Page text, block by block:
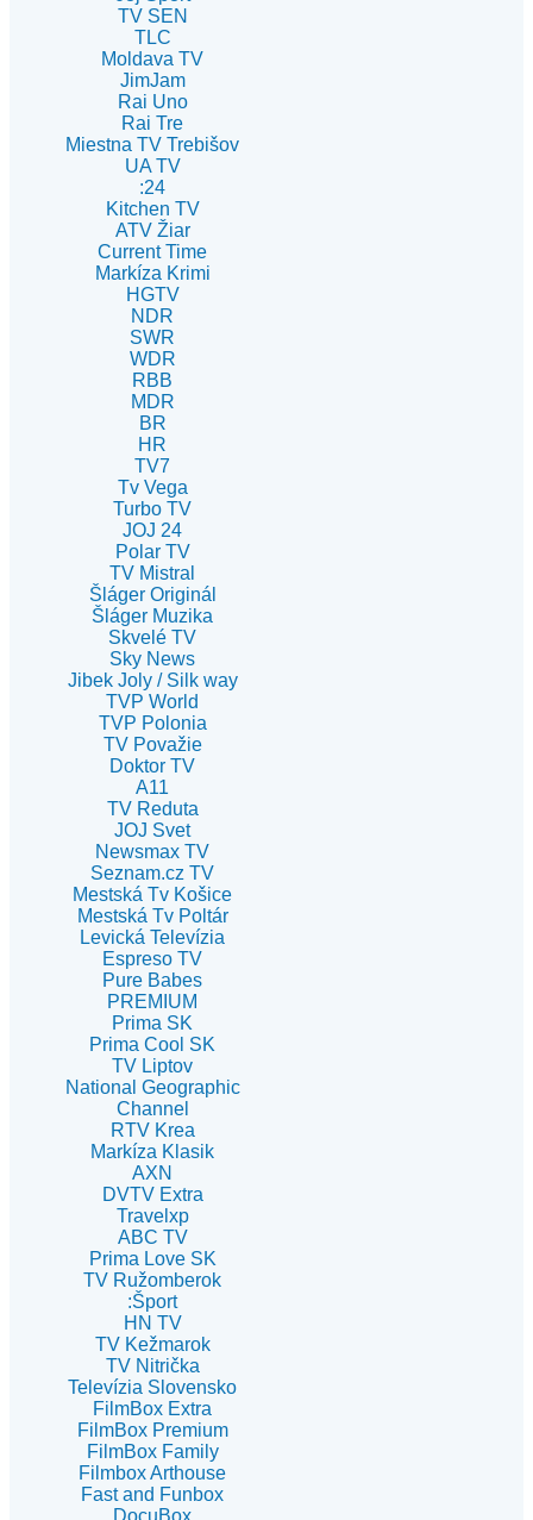
TV SEN
TLC
Moldava TV
JimJam
Rai Uno
Rai Tre
Miestna TV Trebišov
UA TV
:24
Kitchen TV
ATV Žiar
Current Time
Markíza Krimi
HGTV
NDR
SWR
WDR
RBB
MDR
BR
HR
TV7
Tv Vega
Turbo TV
JOJ 24
Polar TV
TV Mistral
Šláger Originál
Šláger Muzika
Skvelé TV
Sky News
Jibek Joly / Silk way
TVP World
TVP Polonia
TV Považie
Doktor TV
A11
TV Reduta
JOJ Svet
Newsmax TV
Seznam.cz TV
Mestská Tv Košice
Mestská Tv Poltár
Levická Televízia
Espreso TV
Pure Babes
PREMIUM
Prima SK
Prima Cool SK
TV Liptov
National Geographic
Channel
RTV Krea
Markíza Klasik
AXN
DVTV Extra
Travelxp
ABC TV
Prima Love SK
TV Ružomberok
:Šport
HN TV
TV Kežmarok
TV Nitrička
Televízia Slovensko
FilmBox Extra
FilmBox Premium
FilmBox Family
Filmbox Arthouse
Fast and Funbox
DocuBox